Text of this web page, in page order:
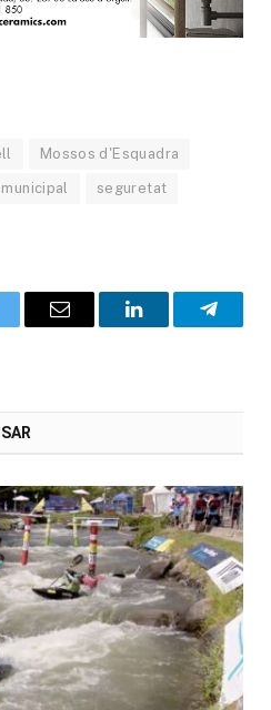
Mossos d'Esquadra
seguretat
Email LinkedIn